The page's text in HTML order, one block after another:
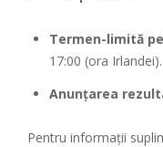
Termen-limită
17:00 (ora Irlandei).
Anunțarea
Pentru informații